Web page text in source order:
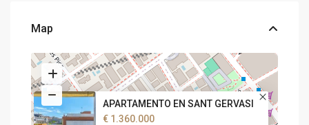
Map
APARTAMENTO EN SANT GERVASI
€ 1.360.000